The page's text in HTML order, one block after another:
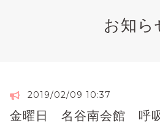
お知ら
2019/02/09 10:37
金曜日 名谷南会館 呼